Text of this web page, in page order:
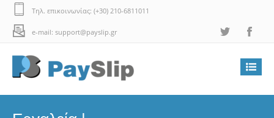
Τηλ. επικοινωνίας: (+30) 210-6811011
e-mail: support@payslip.gr